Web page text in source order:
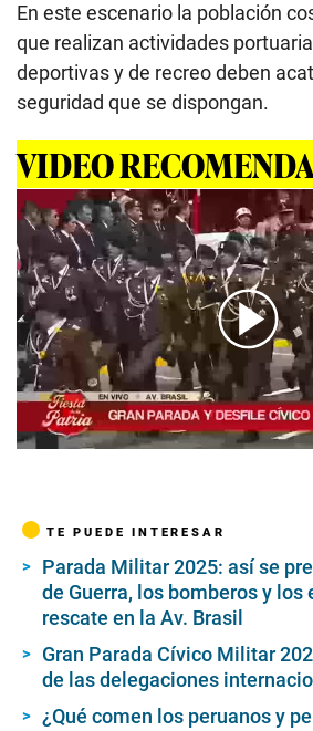
En este escenario la población
que realizan actividades
deportivas y de recreo deben
seguridad que se dispongan.
VIDEO
00:00/03:10
TE PUEDE INTERESAR
Parada Militar 2025: así se
de Guerra, los bomberos y los
rescate en la Av. Brasil
Gran Parada Cívico Militar
de las delegaciones
¿Qué comen los peruanos y